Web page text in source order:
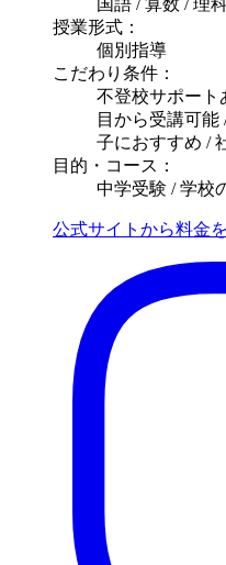
授業形式：
個別指導
こだわり条件：
不登校サポート
目から受講可能
子におすすめ /
目的・コース：
中学受験 / 学校
公式サイトから料金